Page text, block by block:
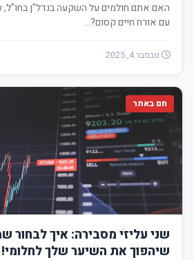
האם אתם חולמים על השקעה בנדל"ן
עם אורח חיים קסום?…
נובמבר 4, 2025
חם באתר
שני עליזי מסבירה: איך לבחור
שיהפוך את השיער שלך לחלומי!